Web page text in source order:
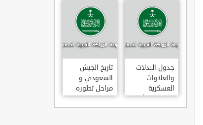
سعود
جدول البدلات
والعلاوات
العسكرية
للضباط والأفراد
تاريخ الجيش
السعودي و
مراحل تطوره